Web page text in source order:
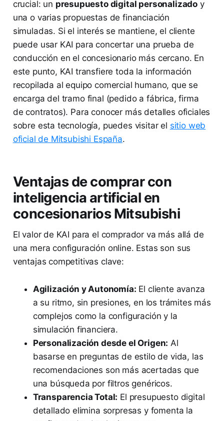
crucial: un presupuesto digital personalizado y
una o varias propuestas de financiación
simuladas. Si el interés se mantiene, el cliente
puede usar KAI para concertar una prueba de
conducción en el concesionario más cercano. En
este punto, KAI transfiere toda la información
recopilada al equipo comercial humano, que se
encarga del tramo final (pedido a fábrica, firma
de contratos). Para conocer más detalles oficiales
sobre esta tecnología, puedes visitar el sitio web
oficial de Mitsubishi España.
Ventajas de comprar con
inteligencia artificial en
concesionarios Mitsubishi
El valor de KAI para el comprador va más allá de
una mera configuración online. Estas son sus
ventajas competitivas clave:
Agilización y Autonomía: El cliente avanza
a su ritmo, sin presiones, en los trámites más
complejos como la configuración y la
simulación financiera.
Personalización desde el Origen: Al
basarse en preguntas de estilo de vida, las
recomendaciones son más acertadas que
una búsqueda por filtros genéricos.
Transparencia Total: El presupuesto digital
detallado elimina sorpresas y fomenta la